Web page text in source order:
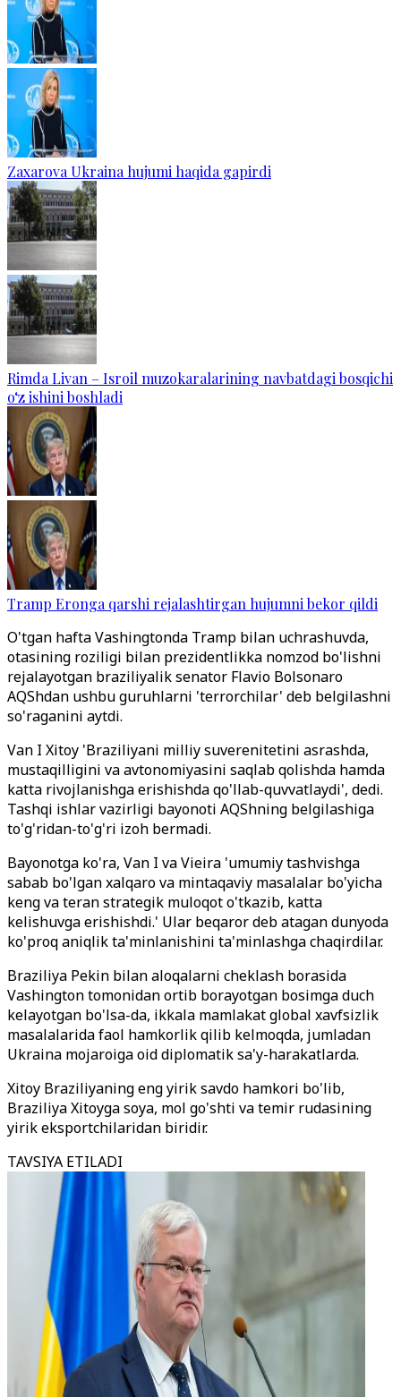
Zaxarova Ukraina hujumi haqida gapirdi
Rimda Livan – Isroil muzokaralarining navbatdagi bosqichi
o‘z ishini boshladi
Tramp Eronga qarshi rejalashtirgan hujumni bekor qildi
O'tgan hafta Vashingtonda Tramp bilan uchrashuvda,
otasining roziligi bilan prezidentlikka nomzod bo'lishni
rejalayotgan braziliyalik senator Flavio Bolsonaro
AQShdan ushbu guruhlarni 'terrorchilar' deb belgilashni
so'raganini aytdi.
Van I Xitoy 'Braziliyani milliy suverenitetini asrashda,
mustaqilligini va avtonomiyasini saqlab qolishda hamda
katta rivojlanishga erishishda qo'llab-quvvatlaydi', dedi.
Tashqi ishlar vazirligi bayonoti AQShning belgilashiga
to'g'ridan-to'g'ri izoh bermadi.
Bayonotga ko'ra, Van I va Vieira 'umumiy tashvishga
sabab bo'lgan xalqaro va mintaqaviy masalalar bo'yicha
keng va teran strategik muloqot o'tkazib, katta
kelishuvga erishishdi.' Ular beqaror deb atagan dunyoda
ko'proq aniqlik ta'minlanishini ta'minlashga chaqirdilar.
Braziliya Pekin bilan aloqalarni cheklash borasida
Vashington tomonidan ortib borayotgan bosimga duch
kelayotgan bo'lsa-da, ikkala mamlakat global xavfsizlik
masalalarida faol hamkorlik qilib kelmoqda, jumladan
Ukraina mojaroiga oid diplomatik sa'y-harakatlarda.
Xitoy Braziliyaning eng yirik savdo hamkori bo'lib,
Braziliya Xitoyga soya, mol go'shti va temir rudasining
yirik eksportchilaridan biridir.
TAVSIYA ETILADI